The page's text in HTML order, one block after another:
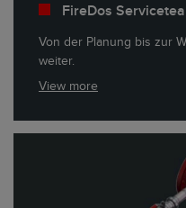
FireDos
Von der Planung bis zur
weiter.
View more